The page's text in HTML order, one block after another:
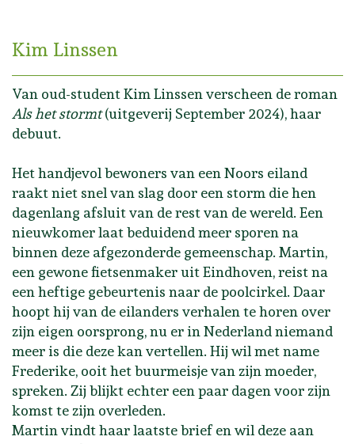
Kim Linssen
Van oud-student Kim Linssen verscheen de roman
Als het stormt(uitgeverij September 2024), haar
debuut.
Het handjevol bewoners van een Noors eiland
raakt niet snel van slag door een storm die hen
dagenlang afsluit van de rest van de wereld. Een
nieuwkomer laat beduidend meer sporen na
binnen deze afgezonderde gemeenschap. Martin,
een gewone fietsenmaker uit Eindhoven, reist na
een heftige gebeurtenis naar de poolcirkel. Daar
hoopt hij van de eilanders verhalen te horen over
zijn eigen oorsprong, nu er in Nederland niemand
meer is die deze kan vertellen. Hij wil met name
Frederike, ooit het buurmeisje van zijn moeder,
spreken. Zij blijkt echter een paar dagen voor zijn
komst te zijn overleden.
Martin vindt haar laatste brief en wil deze aan